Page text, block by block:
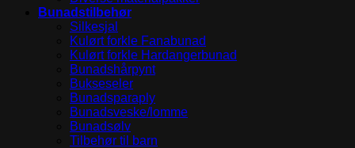
Bunadstilbehør
Silkesjal
Kulørt forkle Fanabunad
Kulørt forkle Hardangerbunad
Bunadshårpynt
Bukseseler
Bunadsparaply
Bunadsveske/lomme
Bunadsølv
Tilbehør til barn